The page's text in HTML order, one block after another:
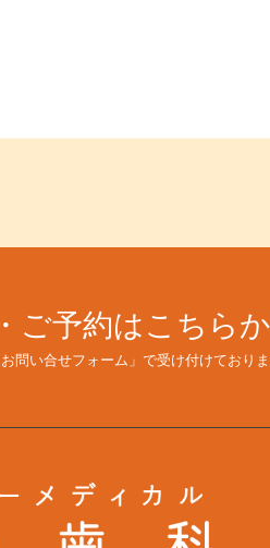
ご予約はこちら
問い合せフォーム」で受け付けておりま